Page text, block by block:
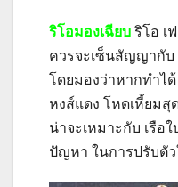
ริโอมองเฉียบ ริโอ เ
ควรจะเซ็นสัญญากับ
โดยมองว่าหากทำไ
หงส์แดง โหดเหี้ยมสุ
น่าจะเหมาะกับ เรือ
ปัญหา ในการปรับตั